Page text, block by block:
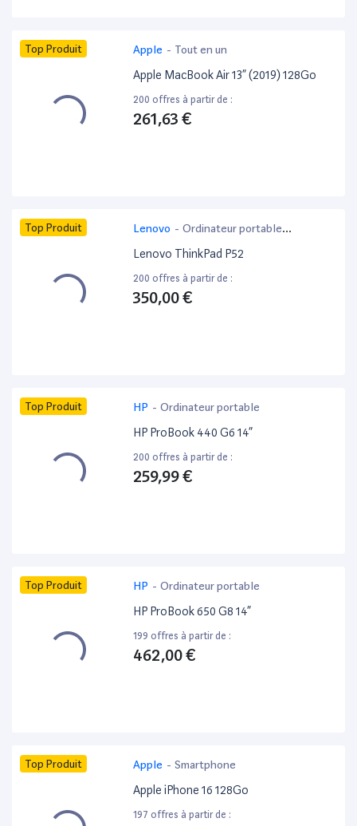
Top Produit Apple - Tout en un
Apple MacBook Air 13” (2019) 128Go
200 offres à partir de :
261,63 €
Top Produit Lenovo - Ordinateur portable
bureautique
Lenovo ThinkPad P52
200 offres à partir de :
350,00 €
Top Produit HP - Ordinateur portable
HP ProBook 440 G6 14”
200 offres à partir de :
259,99 €
Top Produit HP - Ordinateur portable
HP ProBook 650 G8 14”
199 offres à partir de :
462,00 €
Top Produit Apple - Smartphone
Apple iPhone 16 128Go
197 offres à partir de :